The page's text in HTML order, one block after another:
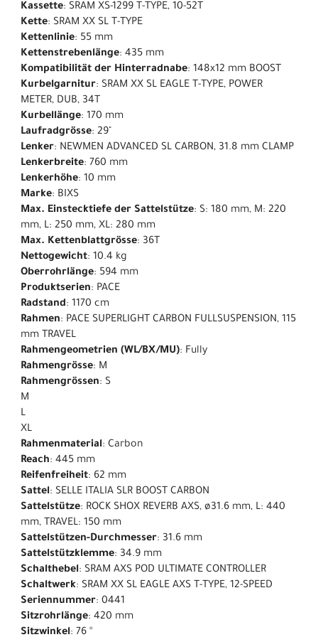
Kassette: SRAM XS-1299 T-TYPE, 10-52T
Kette: SRAM XX SL T-TYPE
Kettenlinie: 55 mm
Kettenstrebenlänge: 435 mm
Kompatibilität der Hinterradnabe: 148x12 mm BOOST
Kurbelgarnitur: SRAM XX SL EAGLE T-TYPE, POWER
METER, DUB, 34T
Kurbellänge: 170 mm
Laufradgrösse: 29"
Lenker: NEWMEN ADVANCED SL CARBON, 31.8 mm CLAMP
Lenkerbreite: 760 mm
Lenkerhöhe: 10 mm
Marke: BIXS
Max. Einstecktiefe der Sattelstütze: S: 180 mm, M: 220
mm, L: 250 mm, XL: 280 mm
Max. Kettenblattgrösse: 36T
Nettogewicht: 10.4 kg
Oberrohrlänge: 594 mm
Produktserien: PACE
Radstand: 1170 cm
Rahmen: PACE SUPERLIGHT CARBON FULLSUSPENSION, 115
mm TRAVEL
Rahmengeometrien (WL/BX/MU): Fully
Rahmengrösse: M
Rahmengrössen: S
M
L
XL
Rahmenmaterial: Carbon
Reach: 445 mm
Reifenfreiheit: 62 mm
Sattel: SELLE ITALIA SLR BOOST CARBON
Sattelstütze: ROCK SHOX REVERB AXS, ø31.6 mm, L: 440
mm, TRAVEL: 150 mm
Sattelstützen-Durchmesser: 31.6 mm
Sattelstützklemme: 34.9 mm
Schalthebel: SRAM AXS POD ULTIMATE CONTROLLER
Schaltwerk: SRAM XX SL EAGLE AXS T-TYPE, 12-SPEED
Seriennummer: 0441
Sitzrohrlänge: 420 mm
Sitzwinkel: 76 °